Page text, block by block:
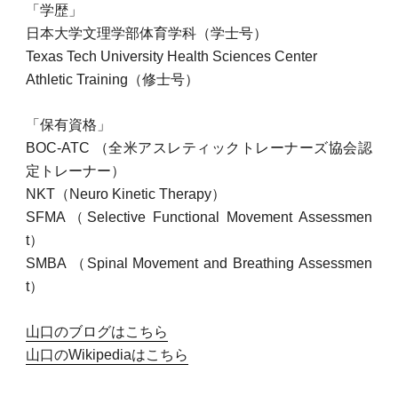
「学歴」
日本大学文理学部体育学科（学士号）
Texas Tech University Health Sciences Center
Athletic Training（修士号）
「保有資格」
BOC-ATC
（全米アスレティックトレーナーズ協会認
定トレーナー）
NKT（Neuro Kinetic Therapy）
SFMA（Selective Functional Movement Assessmen
t）
SMBA （Spinal Movement and Breathing Assessmen
t）
山口のブログはこちら
山口のWikipediaはこちら